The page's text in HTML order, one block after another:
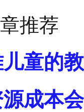
推荐
童的
成本